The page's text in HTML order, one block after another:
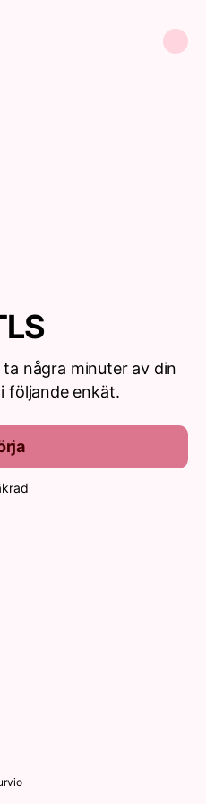
några minuter av din
följande enkät.